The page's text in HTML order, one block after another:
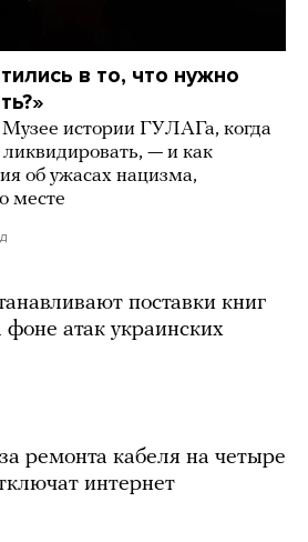
в то, что нужно
Музее истории ГУЛАГа, когда
— и как
об ужасах нацизма,
месте
поставки книг
атак украинских
ремонта кабеля на четыре
интернет